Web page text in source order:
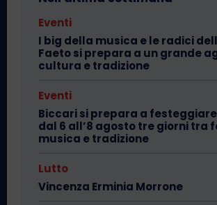
Eventi
I big della musica e le radici
Faeto si prepara a un grande
cultura e tradizione
Eventi
Biccari si prepara a festeggiare
dal 6 all’8 agosto tre giorni tra
musica e tradizione
Lutto
Vincenza Erminia Morrone